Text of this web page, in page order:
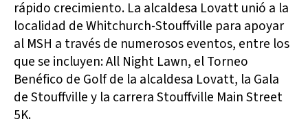
rápido crecimiento. La alcaldesa Lovatt unió a la
localidad de Whitchurch-Stouffville para apoyar
al MSH a través de numerosos eventos, entre los
que se incluyen: All Night Lawn, el Torneo
Benéfico de Golf de la alcaldesa Lovatt, la Gala
de Stouffville y la carrera Stouffville Main Street
5K.